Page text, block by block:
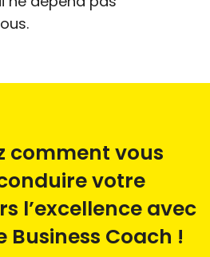
comment vous
votre
l’excellence avec
Business Coach !